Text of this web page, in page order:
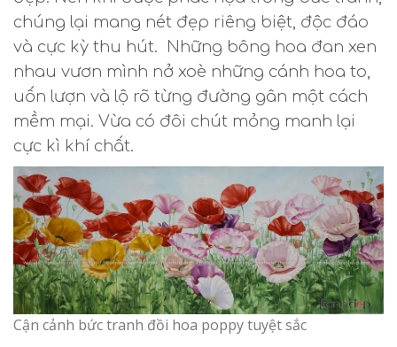
chúng lại mang nét đẹp riêng biệt, độc đáo
và cực kỳ thu hút. Những bông hoa đan xen
nhau vươn mình nở xoè những cánh hoa to,
uốn lượn và lộ rõ từng đường gân một cách
mềm mại. Vừa có đôi chút mỏng manh lại
cực kì khí chất.
Cận cảnh bức tranh đồi hoa poppy tuyệt sắc